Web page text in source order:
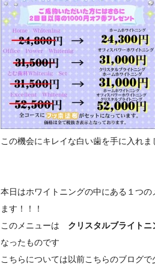
この機会にキレイな白い歯を手に入れま
本日はホワイトニングの中にある１つ
ます！！！
このメニューは クリスタルブライトニ
なったものです
こちらについては以前こちらのブログ